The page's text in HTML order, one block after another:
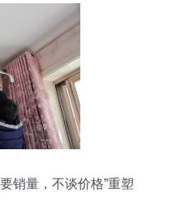
销量，不谈价格”重塑